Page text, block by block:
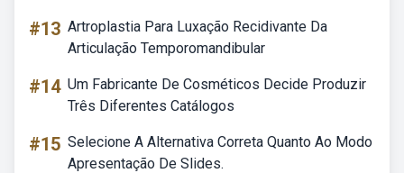
#13 Artroplastia Para Luxação Recidivante Da
Articulação Temporomandibular
#14 Um Fabricante De Cosméticos Decide Produzir
Três Diferentes Catálogos
#15 Selecione A Alternativa Correta Quanto Ao Modo
Apresentação De Slides.